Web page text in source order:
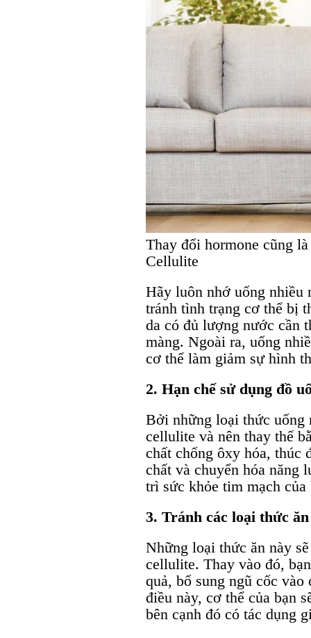
Thay đổi hormone cũng
Cellulite
Hãy luôn nhớ uống
tránh tình trạng cơ thể bị
da có đủ lượng nước cần
màng. Ngoài ra, uống
cơ thể làm giảm sự hình
2. Hạn chế sử dụng đồ
Bởi những loại thức uống
cellulite và nên thay thế
chất chống ôxy hóa, thúc
chất và chuyển hóa năng
trì sức khỏe tim mạch của
3. Tránh các loại thức
Những loại thức ăn này
cellulite. Thay vào đó,
quả, bổ sung ngũ cốc
điều này, cơ thể của bạn
bên cạnh đó có tác dụng